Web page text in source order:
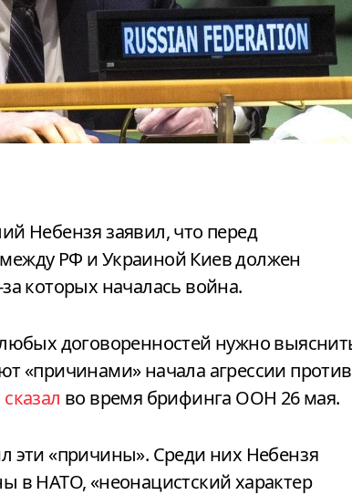
РФ и Украиной Киев должен
которых началась война.
«причинами» начала агрессии против
сказал во время брифинга ООН 26 мая.
эти «причины». Среди них Небензя
в НАТО, «неонацистский характер